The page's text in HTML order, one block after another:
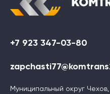
+7 923 347-03-80
Муниципальный округ Чехов,